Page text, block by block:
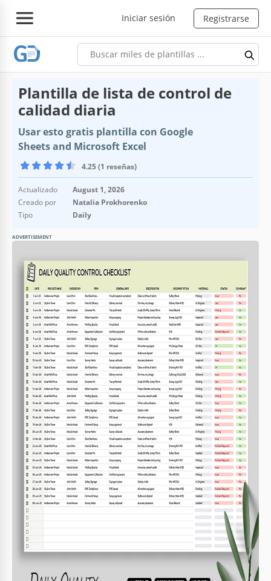
Iniciar sesión Registrarse
Plantilla de lista de control de
calidad diaria
Usar esto gratis plantilla con Google
Sheets and Microsoft Excel
4.25 (1 reseñas)
Actualizado
August 1, 2026
Creado por
Natalia Prokhorenko
Tipo
Daily
ADVERTISEMENT